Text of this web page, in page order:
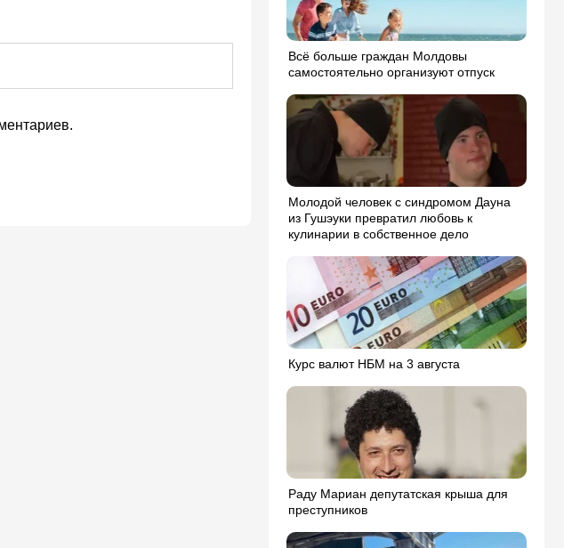
Всё больше граждан Молдовы
самостоятельно организуют отпуск
Молодой человек с синдромом Дауна
из Гушэуки превратил любовь к
кулинарии в собственное дело
Курс валют НБМ на 3 августа
Раду Мариан депутатская крыша для
преступников